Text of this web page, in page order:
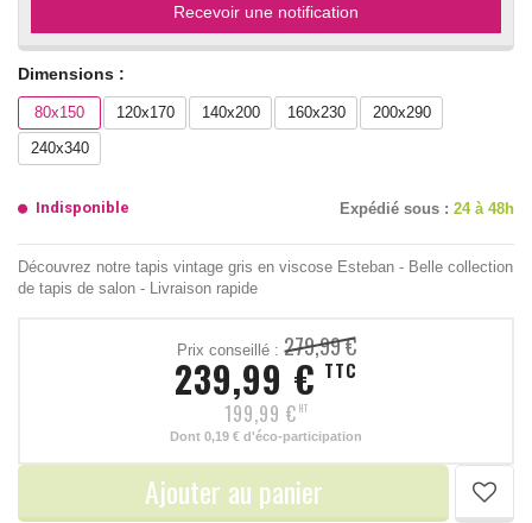
Recevoir une notification
Dimensions :
80x150 120x170 140x200 160x230
200x290
240x340
Indisponible Expédié sous : 24 à 48h
Découvrez notre tapis vintage gris en viscose Esteban - Belle collection
de tapis de salon - Livraison rapide
Prix conseillé : 279,99 €
239,99 € TTC
199,99 € HT
Dont 0,19 € d'éco-participation
Ajouter au panier